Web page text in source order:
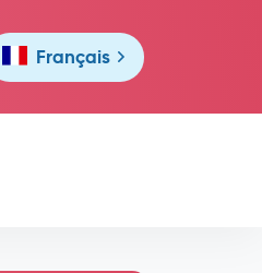
Français